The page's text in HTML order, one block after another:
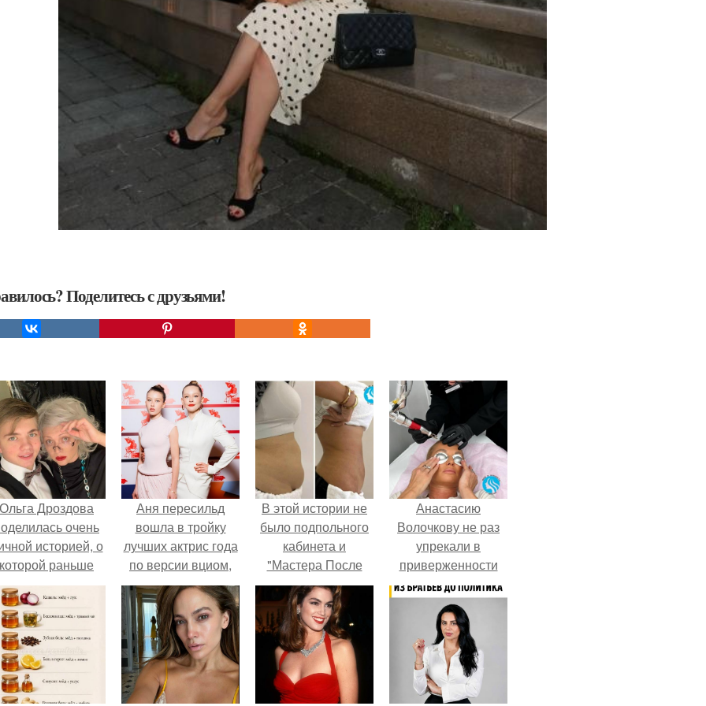
Поделитесь с друзьями!
Ольга Дроздова
очень
историей, о
которой раньше
не говорила.
Аня пересильд
вошла в тройку
лучших актрис года
по версии вциом,
разделив первое
место с Марией
Ароновой и
Светланой
ходченковой.
В этой истории не
было подпольного
кабинета и
"Мастера После
Двухнедельных
Курсов".
Анастасию
Волочкову не раз
упрекали в
приверженности
устаревшим бьюти -
процедурам.